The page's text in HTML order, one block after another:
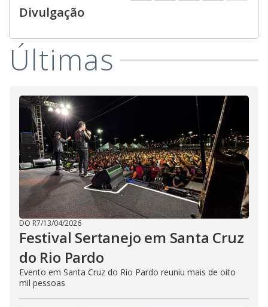
Divulgação
Últimas
DO R7/13/04/2026
Festival Sertanejo em Santa Cruz
do Rio Pardo
Evento em Santa Cruz do Rio Pardo reuniu mais de oito
mil pessoas